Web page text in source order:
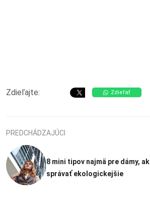
Zdieľajte: Zdieľať
PREDCHÁDZAJÚCI
8 mini tipov najmä pre dámy,
správať ekologickejšie